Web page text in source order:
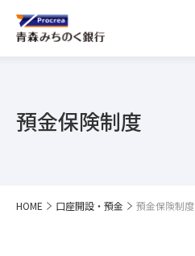
預金保険制度
HOME 口座開設・預金 預金保険制度